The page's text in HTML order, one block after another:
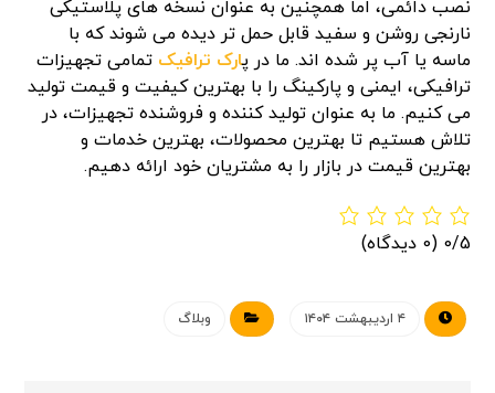
نصب دائمی، اما همچنین به عنوان نسخه های پلاستیکی
نارنجی روشن و سفید قابل حمل تر دیده می شوند که با
ماسه یا آب پر شده اند. ما در پارک ترافیک تمامی تجهیزات
ترافیکی، ایمنی و پارکینگ را با بهترین کیفیت و قیمت تولید
می کنیم. ما به عنوان تولید کننده و فروشنده تجهیزات، در
تلاش هستیم تا بهترین محصولات، بهترین خدمات و
بهترین قیمت در بازار را به مشتریان خود ارائه دهیم.
0/5 (0 دیدگاه)
۴ اردیبهشت ۱۴۰۴ وبلاگ